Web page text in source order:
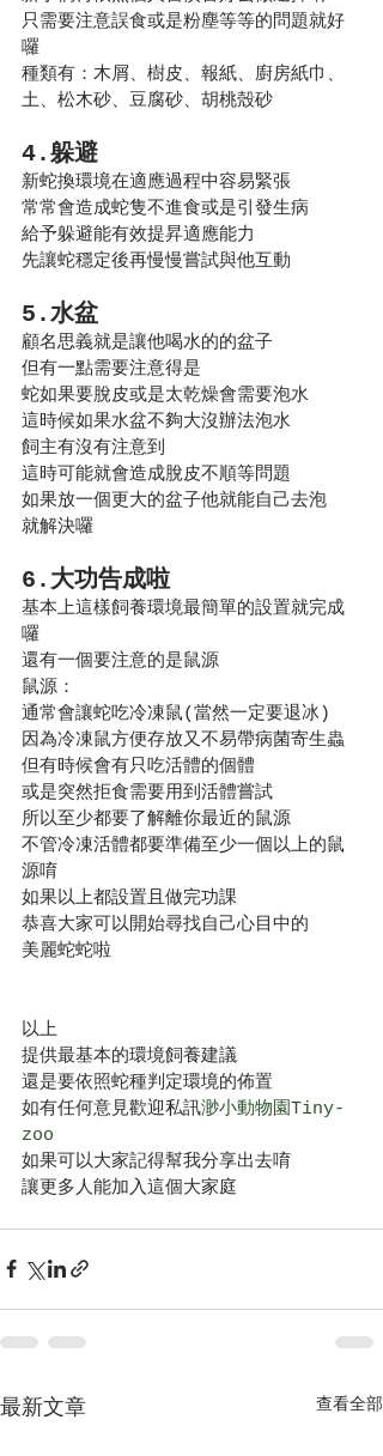
只需要注意誤食或是粉塵等等的問題就好
囉
種類有：木屑、樹皮、報紙、廚房紙巾、
土、松木砂、豆腐砂、胡桃殼砂
4.躲避
新蛇換環境在適應過程中容易緊張
常常會造成蛇隻不進食或是引發生病
給予躲避能有效提昇適應能力
先讓蛇穩定後再慢慢嘗試與他互動
5.水盆
顧名思義就是讓他喝水的的盆子
但有一點需要注意得是
蛇如果要脫皮或是太乾燥會需要泡水
這時候如果水盆不夠大沒辦法泡水
飼主有沒有注意到
這時可能就會造成脫皮不順等問題
如果放一個更大的盆子他就能自己去泡
就解決囉
6.大功告成啦
基本上這樣飼養環境最簡單的設置就完成
囉
還有一個要注意的是鼠源
鼠源：
通常會讓蛇吃冷凍鼠(當然一定要退冰)
因為冷凍鼠方便存放又不易帶病菌寄生蟲
但有時候會有只吃活體的個體
或是突然拒食需要用到活體嘗試
所以至少都要了解離你最近的鼠源
不管冷凍活體都要準備至少一個以上的鼠
源唷
如果以上都設置且做完功課
恭喜大家可以開始尋找自己心目中的
美麗蛇蛇啦
以上
提供最基本的環境飼養建議
還是要依照蛇種判定環境的佈置
如有任何意見歡迎私訊渺小動物園Tiny-
zoo
如果可以大家記得幫我分享出去唷
讓更多人能加入這個大家庭
最新文章 查看全部